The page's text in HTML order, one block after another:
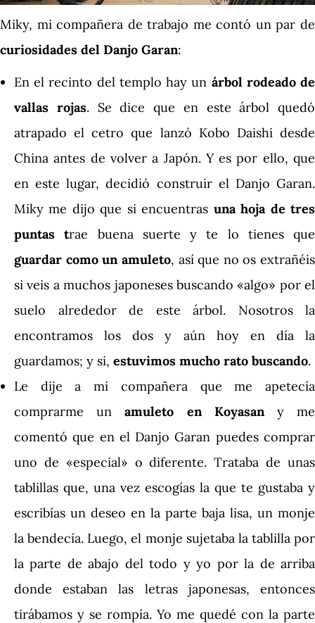
Miky, mi compañera de trabajo me contó un par de
curiosidades del Danjo Garan:
En el recinto del templo hay un árbol rodeado de
vallas rojas. Se dice que en este árbol quedó
atrapado el cetro que lanzó Kobo Daishi desde
China antes de volver a Japón. Y es por ello, que
en este lugar, decidió construir el Danjo Garan.
Miky me dijo que si encuentras una hoja de tres
puntas trae buena suerte y te lo tienes que
guardar como un amuleto, así que no os extrañéis
si veis a muchos japoneses buscando «algo» por el
suelo alrededor de este árbol. Nosotros la
encontramos los dos y aún hoy en día la
guardamos; y si, estuvimos mucho rato buscando.
Le dije a mi compañera que me apetecía
comprarme unamuleto en Koyasany me
comentó que en el Danjo Garan puedes comprar
uno de «especial» o diferente. Trataba de unas
tablillas que, una vez escogías la que te gustaba y
escribías un deseo en la parte baja lisa, un monje
la bendecía. Luego, el monje sujetaba la tablilla por
la parte de abajo del todo y yo por la de arriba
donde estaban las letras japonesas, entonces
tirábamos y se rompía. Yo me quedé con la parte